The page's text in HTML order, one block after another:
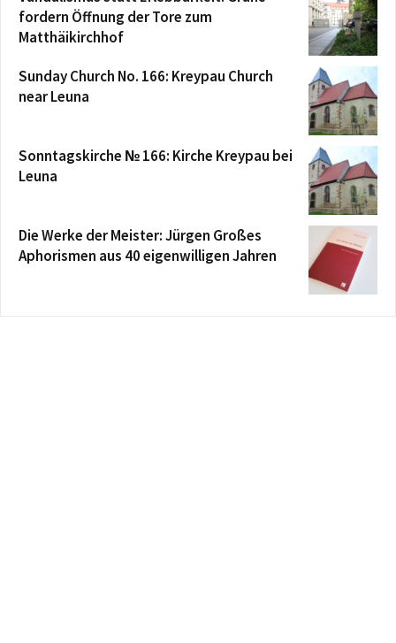
fordern Öffnung der Tore zum
Matthäikirchhof
Sunday Church No. 166: Kreypau Church
near Leuna
Sonntagskirche № 166: Kirche Kreypau bei
Leuna
Die Werke der Meister: Jürgen Großes
Aphorismen aus 40 eigenwilligen Jahren